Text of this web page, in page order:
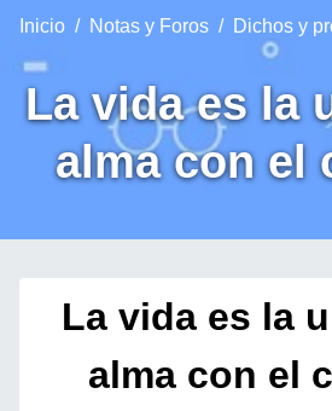
Inicio Notas y Foros Dichos y
La vida es la
alma con el
La vida es la
alma con el